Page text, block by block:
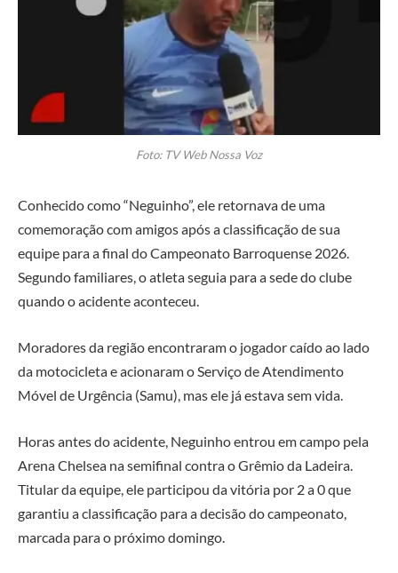
Foto: TV Web Nossa Voz
Conhecido como “Neguinho”, ele retornava de uma
comemoração com amigos após a classificação de sua
equipe para a final do Campeonato Barroquense 2026.
Segundo familiares, o atleta seguia para a sede do clube
quando o acidente aconteceu.
Moradores da região encontraram o jogador caído ao lado
da motocicleta e acionaram o Serviço de Atendimento
Móvel de Urgência (Samu), mas ele já estava sem vida.
Horas antes do acidente, Neguinho entrou em campo pela
Arena Chelsea na semifinal contra o Grêmio da Ladeira.
Titular da equipe, ele participou da vitória por 2 a 0 que
garantiu a classificação para a decisão do campeonato,
marcada para o próximo domingo.